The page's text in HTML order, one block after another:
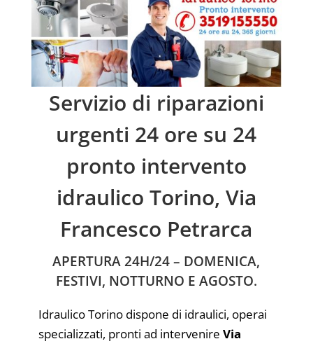
Servizio di riparazioni
urgenti 24 ore su 24
pronto intervento
idraulico Torino, Via
Francesco Petrarca
APERTURA 24H/24 – DOMENICA,
FESTIVI, NOTTURNO E AGOSTO.
Idraulico Torino dispone di idraulici, operai
specializzati, pronti ad intervenire Via